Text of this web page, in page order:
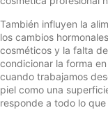
También influyen la
los cambios
cosméticos y la falta
condicionar la forma
cuando trabajamos
piel como una
responde a todo lo